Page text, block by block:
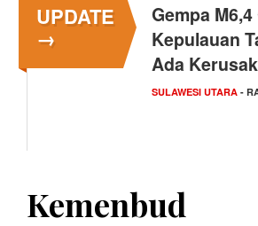
UPDATE
→
Gempa
Kepulauan
Ada
SULAWESI UTARA -
Kemenbud